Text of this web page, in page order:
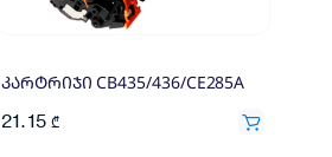
კარტრიჯი CB435/436/CE285A
21.15 ₾